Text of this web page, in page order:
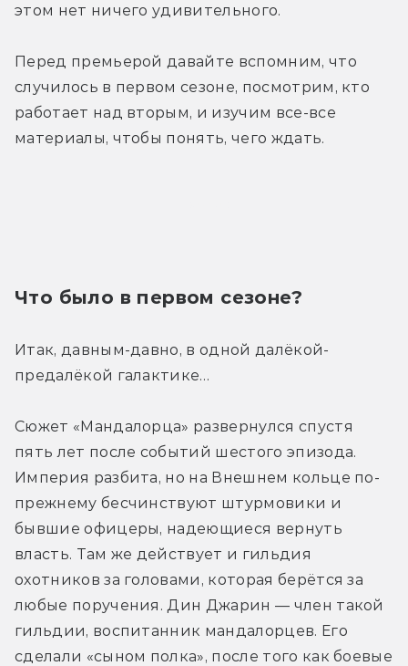
этом нет ничего удивительного.
Перед премьерой давайте вспомним, что
случилось в первом сезоне, посмотрим, кто
работает над вторым, и изучим все-все
материалы, чтобы понять, чего ждать.
Что было в первом сезоне?
Итак, давным-давно, в одной далёкой-
предалёкой галактике…
Сюжет «Мандалорца» развернулся спустя
пять лет после событий шестого эпизода.
Империя разбита, но на Внешнем кольце по-
прежнему бесчинствуют штурмовики и
бывшие офицеры, надеющиеся вернуть
власть. Там же действует и гильдия
охотников за головами, которая берётся за
любые поручения. Дин Джарин — член такой
гильдии, воспитанник мандалорцев. Его
сделали «сыном полка», после того как боевые